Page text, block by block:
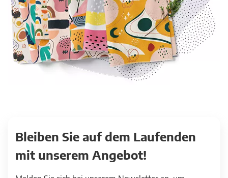
Bleiben Sie auf dem Laufenden
mit unserem Angebot!